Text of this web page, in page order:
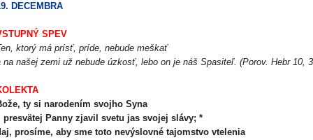
DECEMBRA
SPEV
ktorý má prísť, príde, nebude meškať
na našej zemi už nebude úzkosť, lebo on je náš Spasiteľ. (Porov. Hebr 10,
ty si narodením svojho Syna
presvätej Panny zjavil svetu jas svojej slávy; *
prosíme, aby sme toto nevýslovné tajomstvo vtelenia